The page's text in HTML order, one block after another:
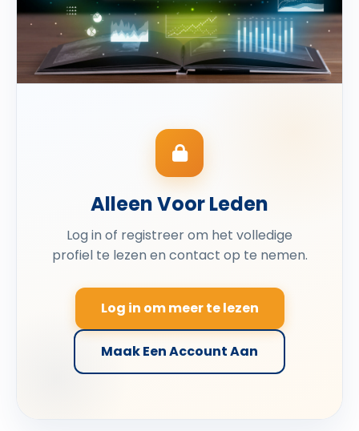
Alleen Voor Leden
Log in of registreer om het volledige
profiel te lezen en contact op te nemen.
Log in om meer te lezen
Maak Een Account Aan